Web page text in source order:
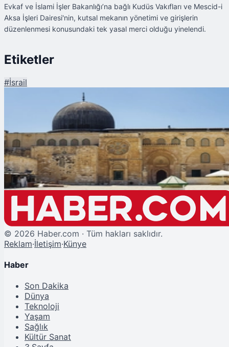
Evkaf ve İslami İşler Bakanlığı’na bağlı Kudüs Vakıfları ve Mescid-i
Aksa İşleri Dairesi'nin, kutsal mekanın yönetimi ve girişlerin
düzenlenmesi konusundaki tek yasal merci olduğu yinelendi.
Etiketler
#İsrail
Mescid-i Aksa'da Statüko İhlali: 8 Ülkeden Sert Kınama
© 2026 Haber.com · Tüm hakları saklıdır.
Reklam·İletişim·Künye
Haber
Son Dakika
Dünya
Teknoloji
Yaşam
Sağlık
Kültür Sanat